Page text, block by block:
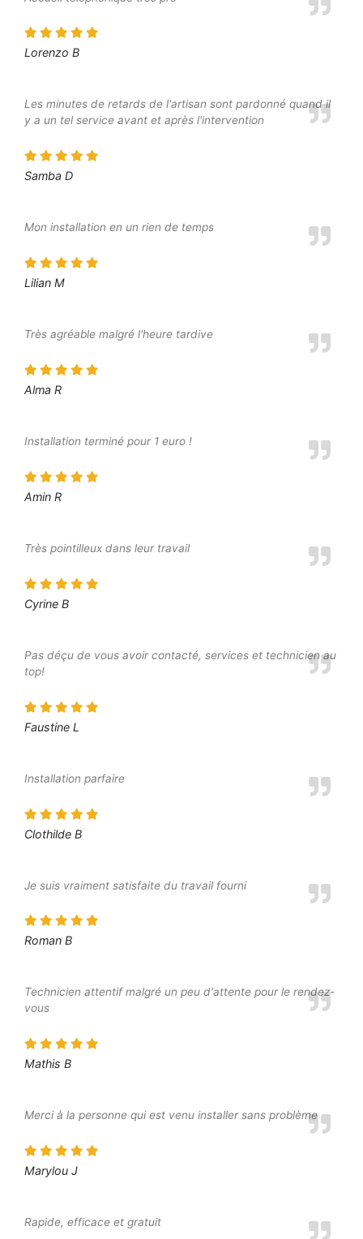
Lorenzo B
Les minutes de retards de l'artisan sont pardonné quand il
y a un tel service avant et après l'intervention
Samba D
Mon installation en un rien de temps
Lilian M
Très agréable malgré l'heure tardive
Alma R
Installation terminé pour 1 euro !
Amin R
Très pointilleux dans leur travail
Cyrine B
Pas déçu de vous avoir contacté, services et technicien au
top!
Faustine L
Installation parfaire
Clothilde B
Je suis vraiment satisfaite du travail fourni
Roman B
Technicien attentif malgré un peu d'attente pour le rendez-
vous
Mathis B
Merci à la personne qui est venu installer sans problème
Marylou J
Rapide, efficace et gratuit